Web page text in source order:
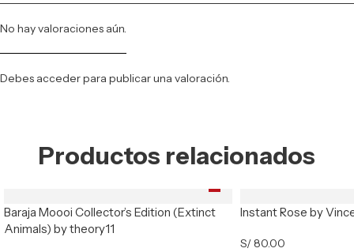
No hay valoraciones aún.
Debes accederpara publicar una valoración.
Productos relacionados
Baraja Moooi Collector’s Edition (Extinct
Animals) by theory11
Instant Rose by
S/80.00